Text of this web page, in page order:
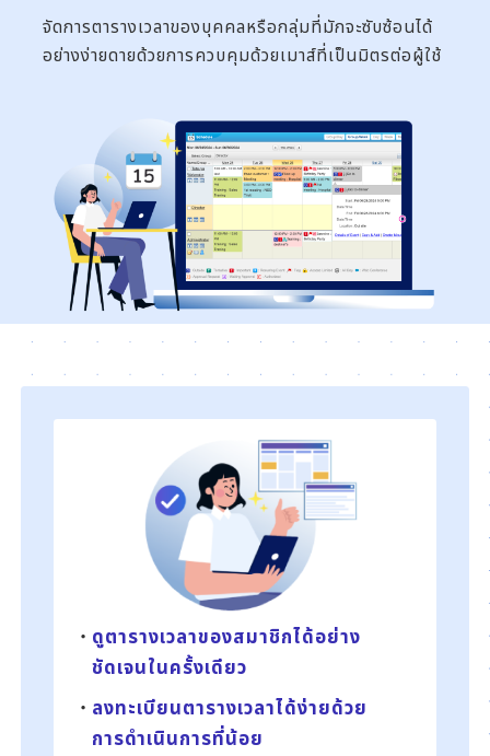
จัดการตารางเวลาของบุคคลหรือกลุ่มที่มักจะซับซ้อนได้
อย่างง่ายดายด้วยการควบคุมด้วยเมาส์ที่เป็นมิตรต่อผู้ใช้
ดูตารางเวลาของสมาชิกได้อย่าง
ชัดเจนในครั้งเดียว
ลงทะเบียนตารางเวลาได้ง่ายด้วย
การดำเนินการที่น้อย